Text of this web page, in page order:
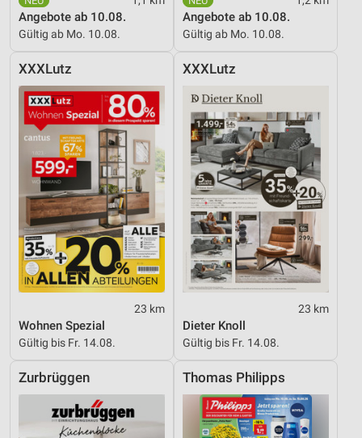
Angebote ab 10.08.
Gültig ab Mo. 10.08.
Angebote ab 10.08.
Gültig ab Mo. 10.08.
XXXLutz
23 km
Wohnen Spezial
Gültig bis Fr. 14.08.
XXXLutz
23 km
Dieter Knoll
Gültig bis Fr. 14.08.
Zurbrüggen Thomas Philipps